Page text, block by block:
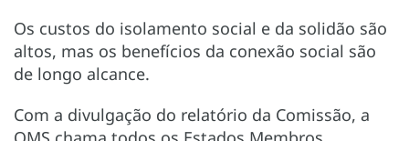
Os custos do isolamento social e da solidão são
altos, mas os benefícios da conexão social são
de longo alcance.
Com a divulgação do relatório da Comissão, a